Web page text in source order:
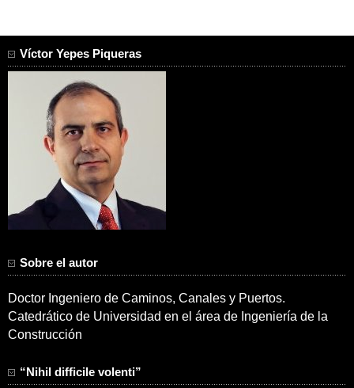
Víctor Yepes Piqueras
Sobre el autor
Doctor Ingeniero de Caminos, Canales y Puertos.
Catedrático de Universidad en el área de Ingeniería de la
Construcción
“Nihil difficile volenti”